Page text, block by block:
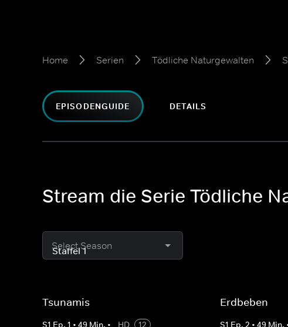
Home Serien Tödliche Naturgewalten
EPISODENGUIDE DETAILS
Stream die Serie Tödliche
Select Season
Tsunamis
S1 Ep. 1 • 49 Min. • HD
12
Erdbeben
S1 Ep.2 •49 Min.